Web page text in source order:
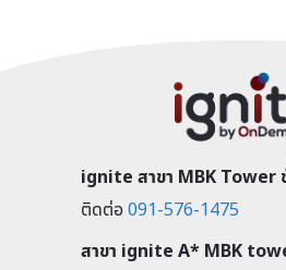
ignite สาขา MBK Tower
ติดต่อ091-576-1475
สาขา ignite A* MBK